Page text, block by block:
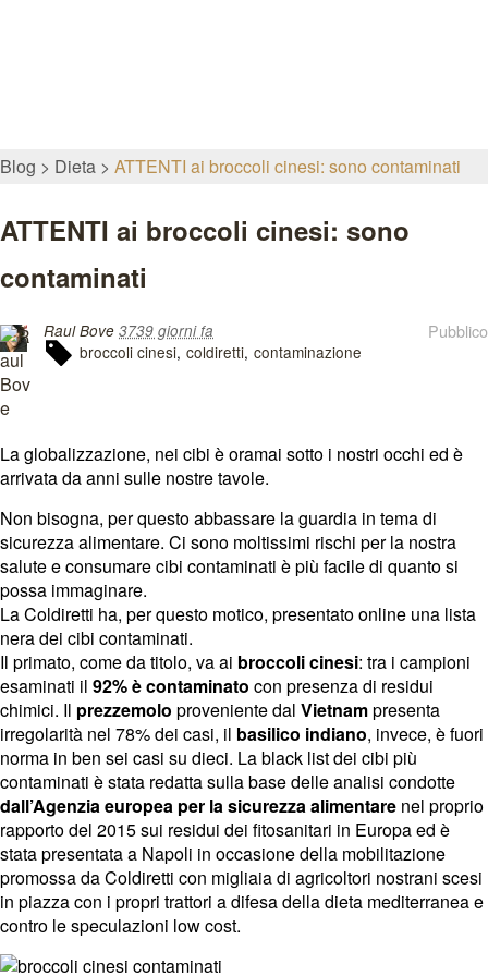
Blog Dieta ATTENTI ai broccoli cinesi: sono contaminati
ATTENTI ai broccoli cinesi: sono
contaminati
Pubblico
Raul Bove 3739 giorni fa
broccoli cinesi coldiretti contaminazione
La globalizzazione, nei cibi è oramai sotto i nostri occhi ed è
arrivata da anni sulle nostre tavole.
Non bisogna, per questo abbassare la guardia in tema di
sicurezza alimentare. Ci sono moltissimi rischi per la nostra
salute e consumare cibi contaminati è più facile di quanto si
possa immaginare.
La Coldiretti ha, per questo motico, presentato online una lista
nera dei cibi contaminati.
Il primato, come da titolo, va ai broccoli cinesi: tra i campioni
esaminati il 92% è contaminato con presenza di residui
chimici. Il prezzemolo proveniente dal Vietnampresenta
irregolarità nel 78% dei casi, il basilico indiano, invece, è fuori
norma in ben sei casi su dieci. La black list dei cibi più
contaminati è stata redatta sulla base delle analisi condotte
dall’Agenzia europea per la sicurezza alimentare nel proprio
rapporto del 2015 sui residui dei fitosanitari in Europa ed è
stata presentata a Napoli in occasione della mobilitazione
promossa da Coldiretti con migliaia di agricoltori nostrani scesi
in piazza con i propri trattori a difesa della dieta mediterranea e
contro le speculazioni low cost.